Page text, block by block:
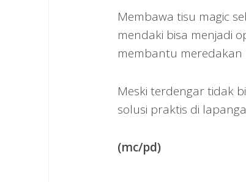
Membawa tisu magic
mendaki bisa menjadi
membantu meredakan
Meski terdengar tidak
solusi praktis di
(mc/pd)